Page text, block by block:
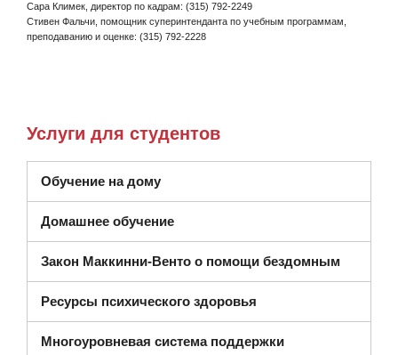
Сара Климек, директор по кадрам: (315) 792-2249
Стивен Фальчи, помощник суперинтенданта по учебным программам,
преподаванию и оценке: (315) 792-2228
Услуги для студентов
Обучение на дому
Домашнее обучение
Закон Маккинни-Венто о помощи бездомным
Ресурсы психического здоровья
Многоуровневая система поддержки